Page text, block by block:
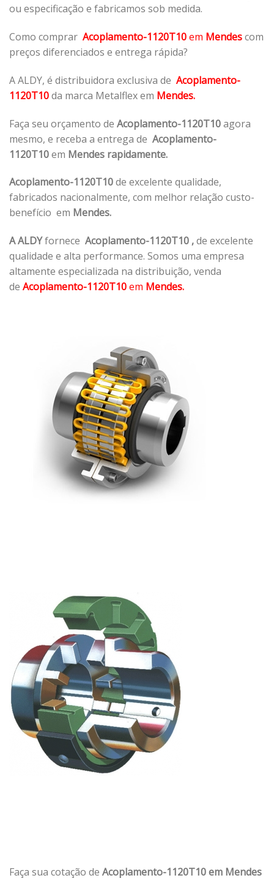
ou especificação e fabricamos sob medida.
Como comprar Acoplamento-1120T10em Mendescom
preços diferenciados e entrega rápida?
A ALDY, é distribuidora exclusiva de Acoplamento-
1120T10da marca Metalflex em Mendes.
Faça seu orçamento de Acoplamento-1120T10agora
mesmo, e receba a entrega de Acoplamento-
1120T10em Mendes rapidamente.
Acoplamento-1120T10de excelente qualidade,
fabricados nacionalmente, com melhor relação custo-
benefício em Mendes.
A ALDYfornece Acoplamento-1120T10 ,de excelente
qualidade e alta performance. Somos uma empresa
altamente especializada na distribuição, venda
de Acoplamento-1120T10em Mendes.
Faça sua cotação de Acoplamento-1120T10 em Mendes